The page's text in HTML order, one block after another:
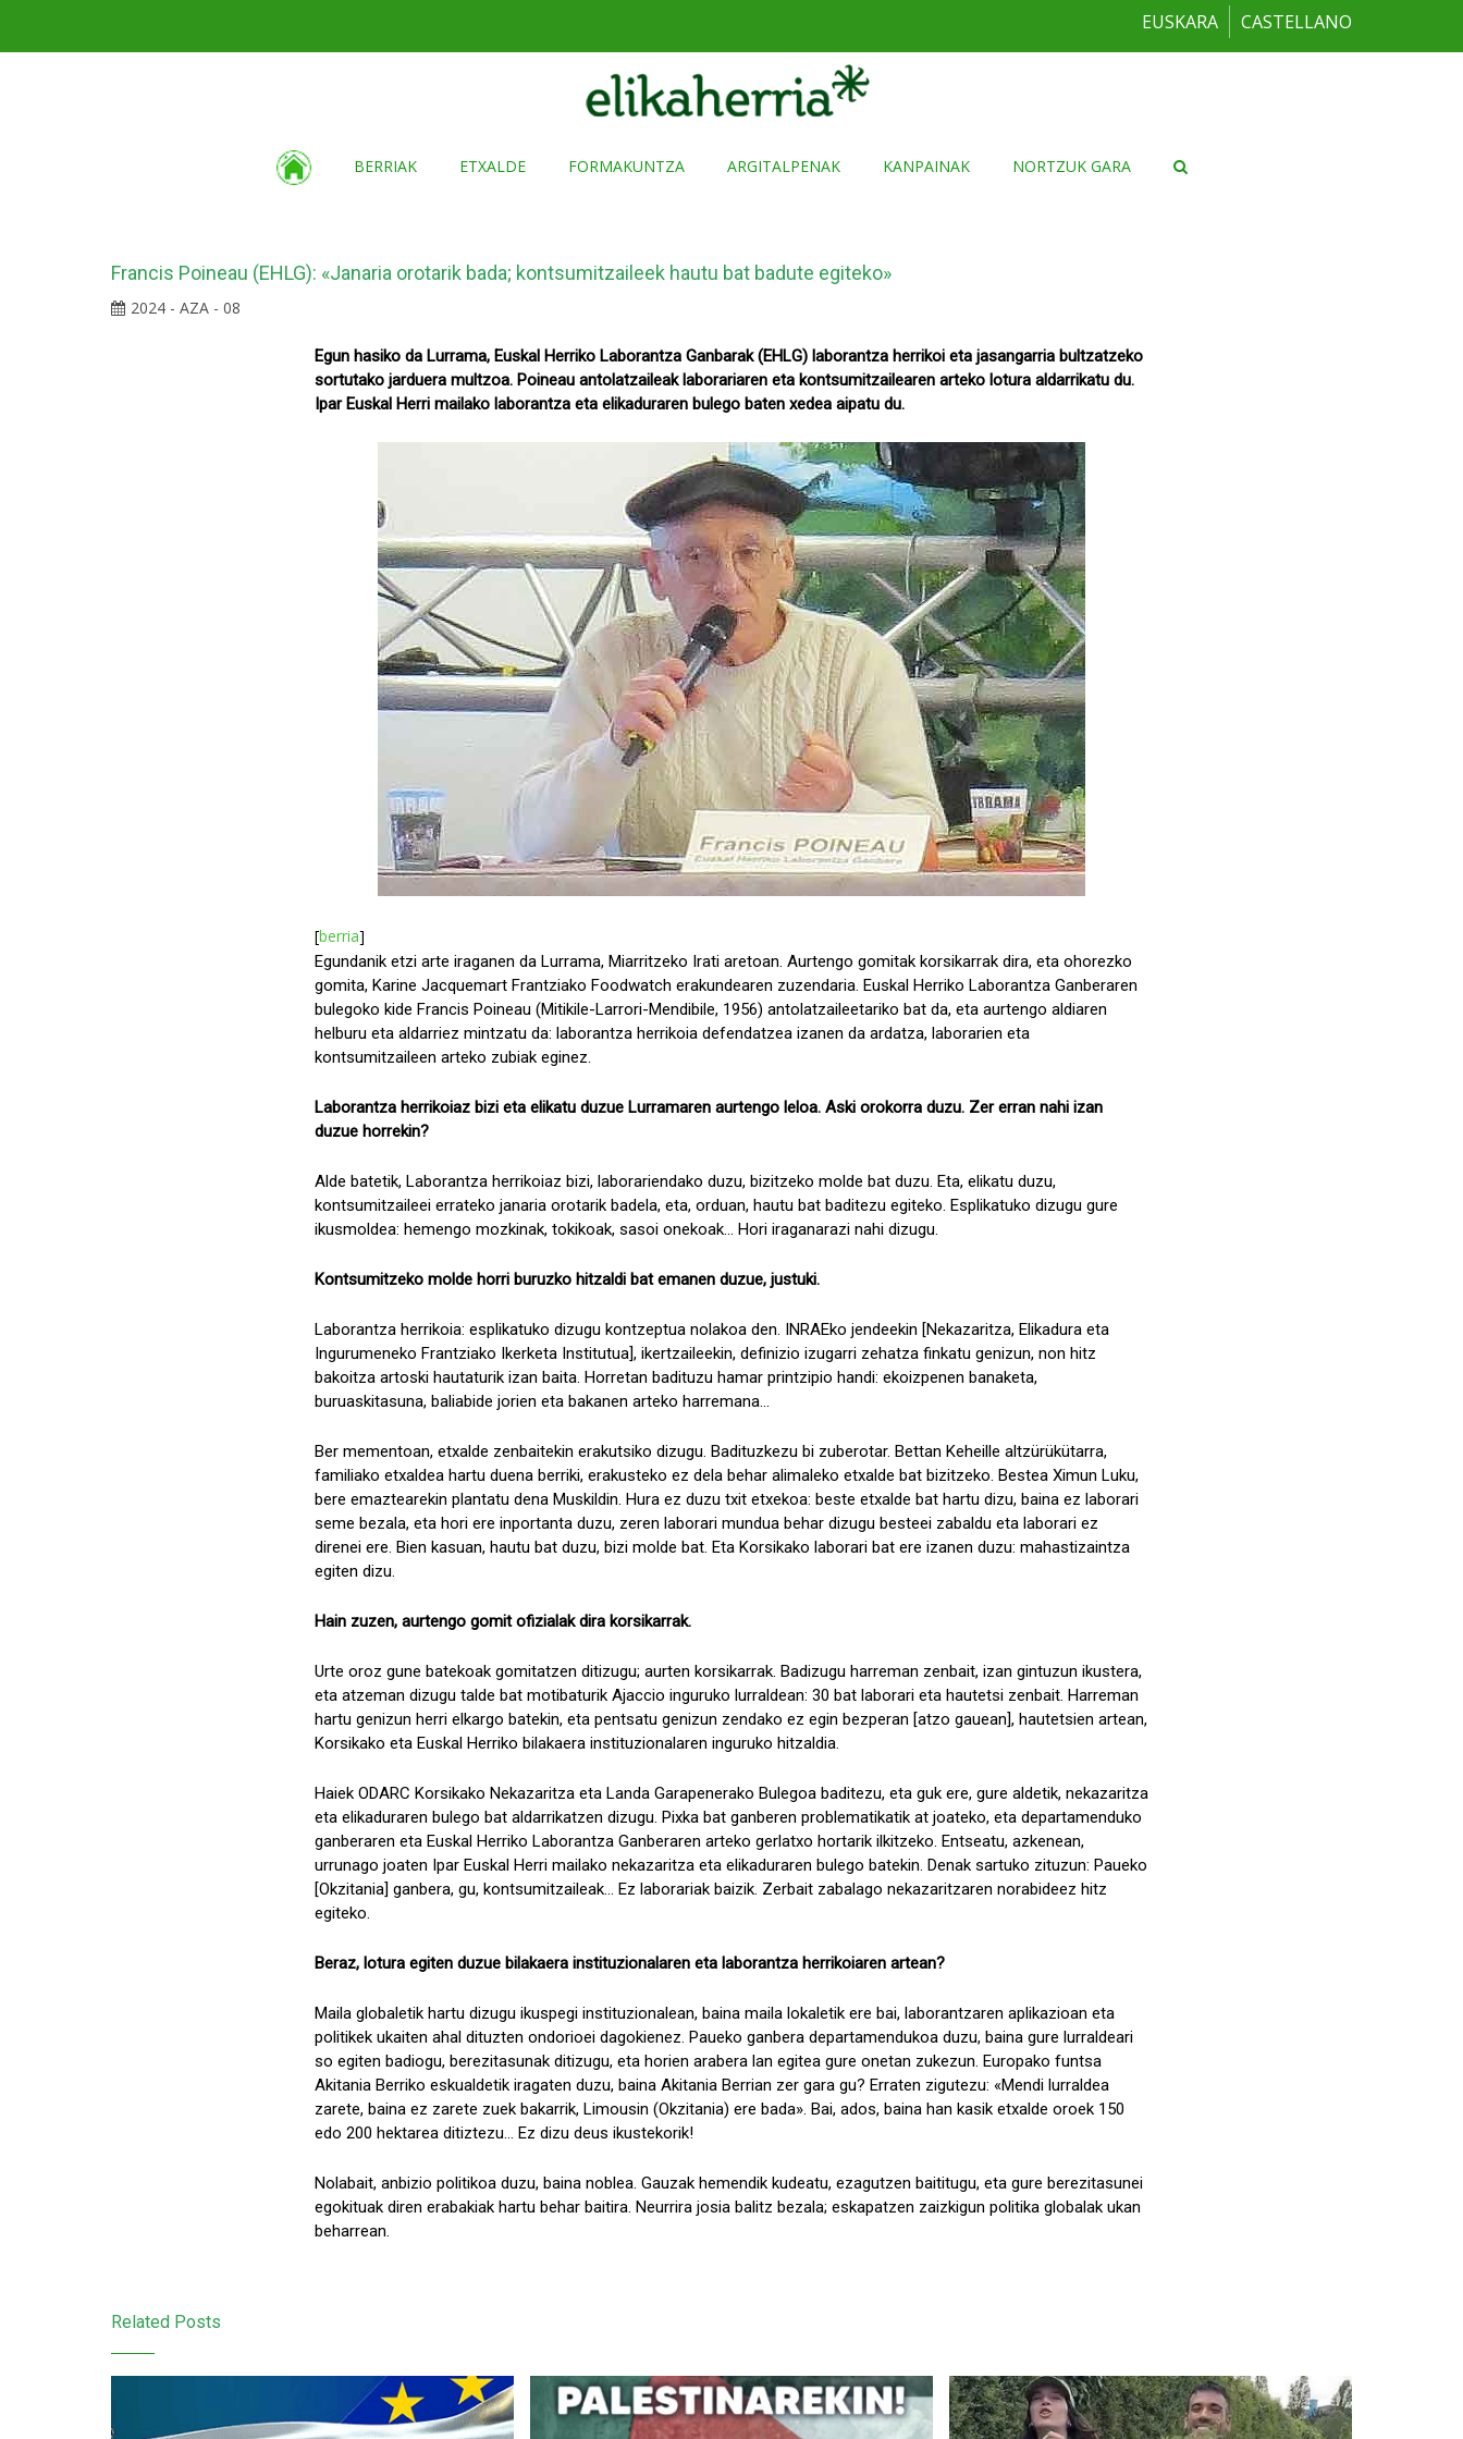
EUSKARA CASTELLANO
BERRIAK ETXALDE FORMAKUNTZA ARGITALPENAK KANPAINAK NORTZUK GARA
Francis Poineau (EHLG): «Janaria orotarik bada; kontsumitzaileek hautu bat badute egiteko»
2024 - AZA - 08
Egun hasiko da Lurrama, Euskal Herriko Laborantza Ganbarak (EHLG) laborantza herrikoi eta jasangarria bultzatzeko
sortutako jarduera multzoa. Poineau antolatzaileak laborariaren eta kontsumitzailearen arteko lotura aldarrikatu du.
Ipar Euskal Herri mailako laborantza eta elikaduraren bulego baten xedea aipatu du.
[berria]
Egundanik etzi arte iraganen da Lurrama, Miarritzeko Irati aretoan. Aurtengo gomitak korsikarrak dira, eta ohorezko
gomita, Karine Jacquemart Frantziako Foodwatch erakundearen zuzendaria. Euskal Herriko Laborantza Ganberaren
bulegoko kide Francis Poineau (Mitikile-Larrori-Mendibile, 1956) antolatzaileetariko bat da, eta aurtengo aldiaren
helburu eta aldarriez mintzatu da: laborantza herrikoia defendatzea izanen da ardatza, laborarien eta
kontsumitzaileen arteko zubiak eginez.
Laborantza herrikoiaz bizi eta elikatu duzue Lurramaren aurtengo leloa. Aski orokorra duzu. Zer erran nahi izan
duzue horrekin?
Alde batetik, Laborantza herrikoiaz bizi, laborariendako duzu, bizitzeko molde bat duzu. Eta, elikatu duzu,
kontsumitzaileei errateko janaria orotarik badela, eta, orduan, hautu bat baditezu egiteko. Esplikatuko dizugu gure
ikusmoldea: hemengo mozkinak, tokikoak, sasoi onekoak... Hori iraganarazi nahi dizugu.
Kontsumitzeko molde horri buruzko hitzaldi bat emanen duzue, justuki.
Laborantza herrikoia: esplikatuko dizugu kontzeptua nolakoa den. INRAEko jendeekin [Nekazaritza, Elikadura eta
Ingurumeneko Frantziako Ikerketa Institutua], ikertzaileekin, definizio izugarri zehatza finkatu genizun, non hitz
bakoitza artoski hautaturik izan baita. Horretan badituzu hamar printzipio handi: ekoizpenen banaketa,
buruaskitasuna, baliabide jorien eta bakanen arteko harremana...
Ber mementoan, etxalde zenbaitekin erakutsiko dizugu. Badituzkezu bi zuberotar. Bettan Keheille altzürükütarra,
familiako etxaldea hartu duena berriki, erakusteko ez dela behar alimaleko etxalde bat bizitzeko. Bestea Ximun Luku,
bere emaztearekin plantatu dena Muskildin. Hura ez duzu txit etxekoa: beste etxalde bat hartu dizu, baina ez laborari
seme bezala, eta hori ere inportanta duzu, zeren laborari mundua behar dizugu besteei zabaldu eta laborari ez
direnei ere. Bien kasuan, hautu bat duzu, bizi molde bat. Eta Korsikako laborari bat ere izanen duzu: mahastizaintza
egiten dizu.
Hain zuzen, aurtengo gomit ofizialak dira korsikarrak.
Urte oroz gune batekoak gomitatzen ditizugu; aurten korsikarrak. Badizugu harreman zenbait, izan gintuzun ikustera,
eta atzeman dizugu talde bat motibaturik Ajaccio inguruko lurraldean: 30 bat laborari eta hautetsi zenbait. Harreman
hartu genizun herri elkargo batekin, eta pentsatu genizun zendako ez egin bezperan [atzo gauean], hautetsien artean,
Korsikako eta Euskal Herriko bilakaera instituzionalaren inguruko hitzaldia.
Haiek ODARC Korsikako Nekazaritza eta Landa Garapenerako Bulegoa baditezu, eta guk ere, gure aldetik, nekazaritza
eta elikaduraren bulego bat aldarrikatzen dizugu. Pixka bat ganberen problematikatik at joateko, eta departamenduko
ganberaren eta Euskal Herriko Laborantza Ganberaren arteko gerlatxo hortarik ilkitzeko. Entseatu, azkenean,
urrunago joaten Ipar Euskal Herri mailako nekazaritza eta elikaduraren bulego batekin. Denak sartuko zituzun: Paueko
[Okzitania] ganbera, gu, kontsumitzaileak... Ez laborariak baizik. Zerbait zabalago nekazaritzaren norabideez hitz
egiteko.
Beraz, lotura egiten duzue bilakaera instituzionalaren eta laborantza herrikoiaren artean?
Maila globaletik hartu dizugu ikuspegi instituzionalean, baina maila lokaletik ere bai, laborantzaren aplikazioan eta
politikek ukaiten ahal dituzten ondorioei dagokienez. Paueko ganbera departamendukoa duzu, baina gure lurraldeari
so egiten badiogu, berezitasunak ditizugu, eta horien arabera lan egitea gure onetan zukezun. Europako funtsa
Akitania Berriko eskualdetik iragaten duzu, baina Akitania Berrian zer gara gu? Erraten zigutezu: «Mendi lurraldea
zarete, baina ez zarete zuek bakarrik, Limousin (Okzitania) ere bada». Bai, ados, baina han kasik etxalde oroek 150
edo 200 hektarea ditiztezu... Ez dizu deus ikustekorik!
Nolabait, anbizio politikoa duzu, baina noblea. Gauzak hemendik kudeatu, ezagutzen baititugu, eta gure berezitasunei
egokituak diren erabakiak hartu behar baitira. Neurrira josia balitz bezala; eskapatzen zaizkigun politika globalak ukan
beharrean.
Related Posts